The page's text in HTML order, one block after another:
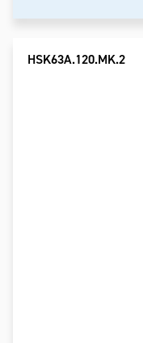
HSK63A.120.MK.2